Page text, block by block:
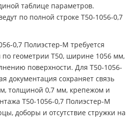
таблице параметров.
по полной строке Т50-1056-0,7
0,7 Полиэстер-М требуется
по геометрии Т50, ширине 1056 мм,
поверхности. Для Т50-1056-
документация сохраняет связь
толщиной 0,7 мм, крепежом и
Т50-1056-0,7 Полиэстер-М
доборы и отсутствие стружки на